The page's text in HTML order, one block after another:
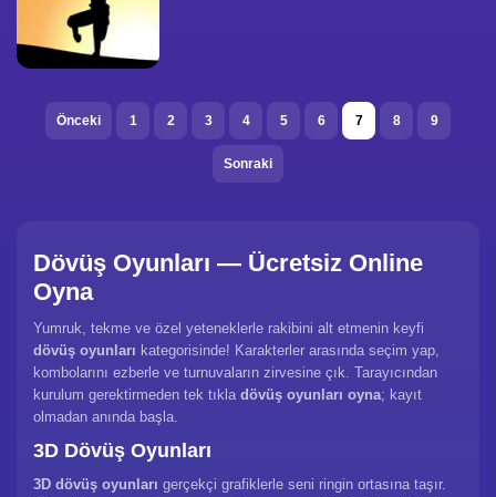
Önceki 1 2 3 4 5 6 7 8 9
Sonraki
Dövüş Oyunları — Ücretsiz Online
Oyna
Yumruk, tekme ve özel yeteneklerle rakibini alt etmenin keyfi
dövüş oyunları kategorisinde! Karakterler arasında seçim yap,
kombolarını ezberle ve turnuvaların zirvesine çık. Tarayıcından
kurulum gerektirmeden tek tıkla dövüş oyunları oyna; kayıt
olmadan anında başla.
3D Dövüş Oyunları
3D dövüş oyunları gerçekçi grafiklerle seni ringin ortasına taşır.